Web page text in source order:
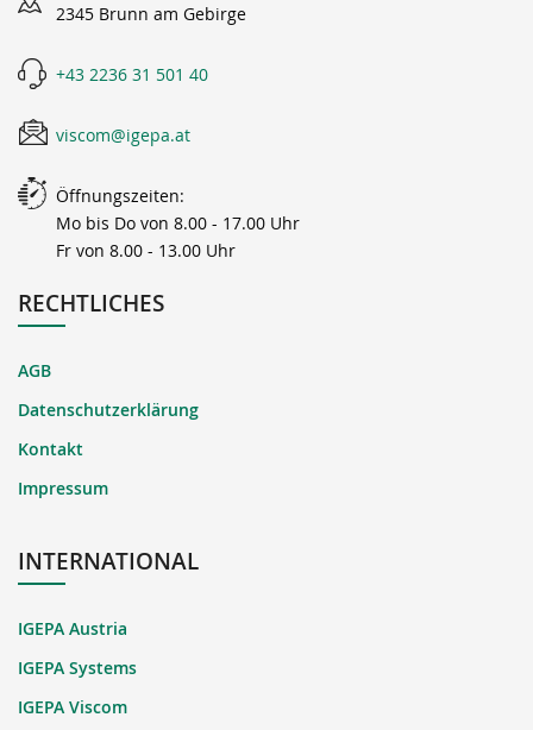
2345 Brunn am Gebirge
+43 2236 31 501 40
viscom@igepa.at
Öffnungszeiten:
Mo bis Do von 8.00 - 17.00 Uhr
Fr von 8.00 - 13.00 Uhr
RECHTLICHES
AGB
Datenschutzerklärung
Kontakt
Impressum
INTERNATIONAL
IGEPA Austria
IGEPA Systems
IGEPA Viscom